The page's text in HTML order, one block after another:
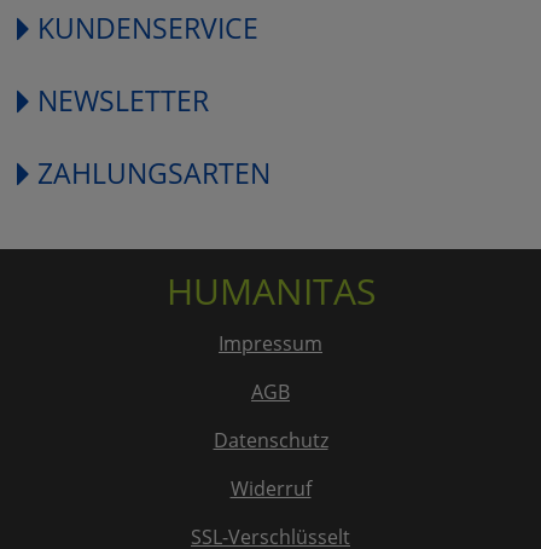
KUNDENSERVICE
NEWSLETTER
ZAHLUNGSARTEN
HUMANITAS
Impressum
AGB
Datenschutz
Widerruf
SSL-Verschlüsselt